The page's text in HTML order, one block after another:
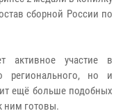
сборной России по
активное участие в
регионального, но и
ещё больше подобных
ним готовы.